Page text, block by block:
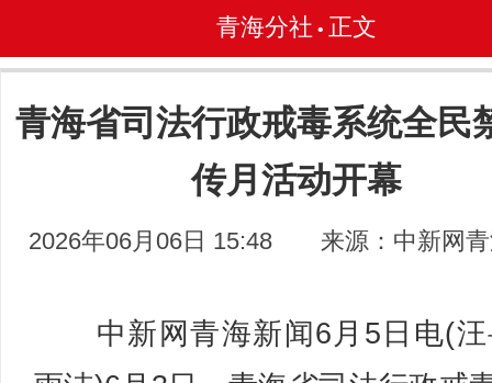
青海分社 • 正文
青海省司法行政戒毒系统全民
传月活动开幕
2026年06月06日 15:48 来源：中新网
中新网青海新闻6月5日电(汪